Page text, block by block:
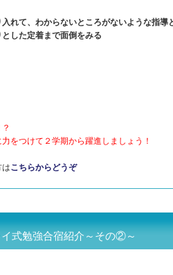
れて、 わからないところがないような指導
した定着まで面倒をみる
をつけて２学期から躍進しましょう！
こちらからどうぞ
式勉強合宿紹介～その②～